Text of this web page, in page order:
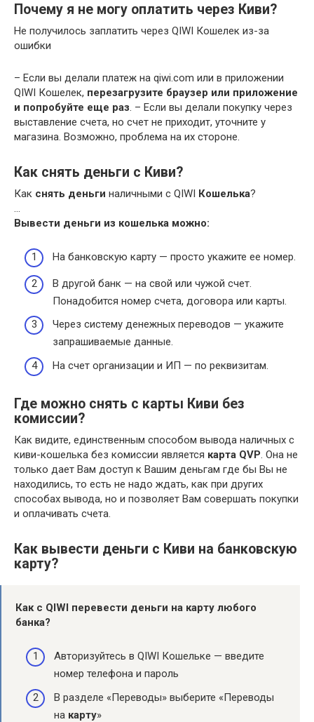
Почему я не могу оплатить через Киви?
Не получилось заплатить через QIWI Кошелек из-за
ошибки
– Если вы делали платеж на qiwi.com или в приложении
QIWI Кошелек, перезагрузите браузер или приложение
и попробуйте еще раз. – Если вы делали покупку через
выставление счета, но счет не приходит, уточните у
магазина. Возможно, проблема на их стороне.
Как снять деньги с Киви?
Как снять деньги наличными с QIWI Кошелька?
…
Вывести деньги из кошелька можно:
На банковскую карту — просто укажите ее номер.
В другой банк — на свой или чужой счет.
Понадобится номер счета, договора или карты.
Через систему денежных переводов — укажите
запрашиваемые данные.
На счет организации и ИП — по реквизитам.
Где можно снять с карты Киви без
комиссии?
Как видите, единственным способом вывода наличных с
киви-кошелька без комиссии является карта QVP. Она не
только дает Вам доступ к Вашим деньгам где бы Вы не
находились, то есть не надо ждать, как при других
способах вывода, но и позволяет Вам совершать покупки
и оплачивать счета.
Как вывести деньги с Киви на банковскую
карту?
Как с QIWI перевести деньги на карту любого
банка?
Авторизуйтесь в QIWI Кошельке — введите
номер телефона и пароль
В разделе «Переводы» выберите «Переводы
на карту»